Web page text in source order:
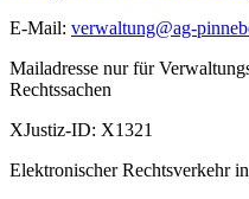
E-Mail: verwaltung@ag-
Mailadresse nur für
Rechtssachen
XJustiz-ID: X1321
Elektronischer Rechtsverkehr in